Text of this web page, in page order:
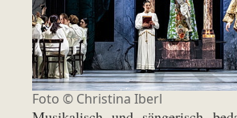
Foto © Christina Iberl